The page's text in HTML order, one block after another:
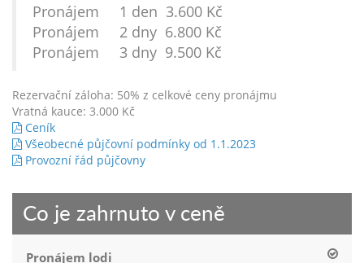
Pronájem 1 den 3.600 Kč
Pronájem 2 dny 6.800 Kč
Pronájem 3 dny 9.500 Kč
Rezervační záloha: 50% z celkové ceny pronájmu
Vratná kauce: 3.000 Kč
Ceník
Všeobecné půjčovní podmínky od 1.1.2023
Provozní řád půjčovny
Co je zahrnuto v ceně
Pronájem lodi